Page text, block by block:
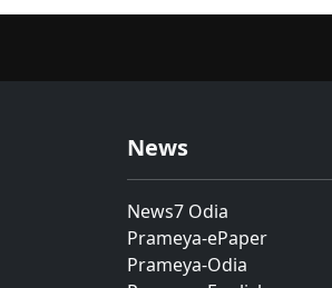
News
News7 Odia
Prameya-ePaper
Prameya-Odia